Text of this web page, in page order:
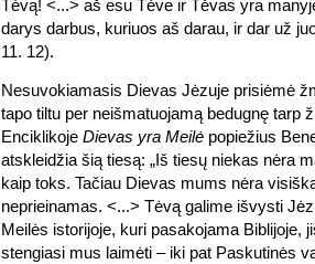
Tėvą! <...> aš esu Tėve ir Tėvas yra
darys darbus, kuriuos aš darau, ir dar už
11. 12).
Nesuvokiamasis Dievas Jėzuje prisiėmė
tapo tiltu per neišmatuojamą bedugnę tarp
Enciklikoje Dievas yra Meilė popiežius
atskleidžia šią tiesą: „Iš tiesų niekas nėra
kaip toks. Tačiau Dievas mums nėra
neprieinamas. <...> Tėvą galime išvysti
Meilės istorijoje, kuri pasakojama Biblijoje,
stengiasi mus laimėti – iki pat Paskutinės